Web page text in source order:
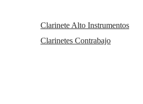
Clarinete Alto Instrumentos
Clarinetes Contrabajo
Clarinetes Mib
Clarinetes En La
Clarinetes Bajo